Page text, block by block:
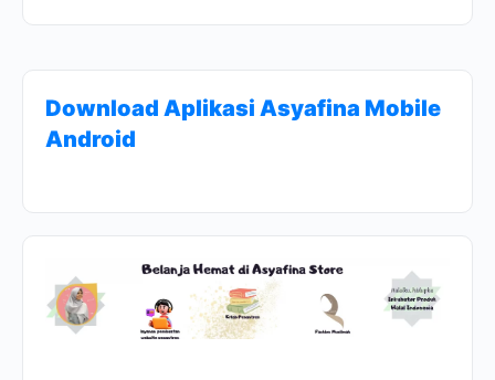
Download Aplikasi Asyafina Mobile
Android